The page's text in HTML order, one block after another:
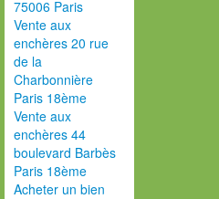
75006 Paris
Vente aux
enchères 20 rue
de la
Charbonnière
Paris 18ème
Vente aux
enchères 44
boulevard Barbès
Paris 18ème
Acheter un bien